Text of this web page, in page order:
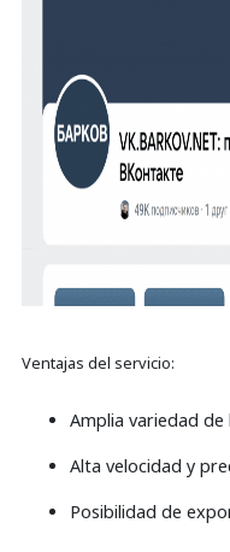
Ventajas del servicio:
Amplia variedad
Alta velocidad y
Posibilidad de